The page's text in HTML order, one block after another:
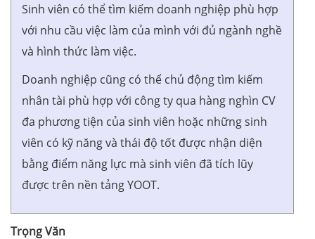
Sinh viên có thể tìm kiếm doanh nghiệp phù hợp
với nhu cầu việc làm của mình với đủ ngành nghề
và hình thức làm việc.
Doanh nghiệp cũng có thể chủ động tìm kiếm
nhân tài phù hợp với công ty qua hàng nghìn CV
đa phương tiện của sinh viên hoặc những sinh
viên có kỹ năng và thái độ tốt được nhận diện
bằng điểm năng lực mà sinh viên đã tích lũy
được trên nền tảng YOOT.
Trọng Văn